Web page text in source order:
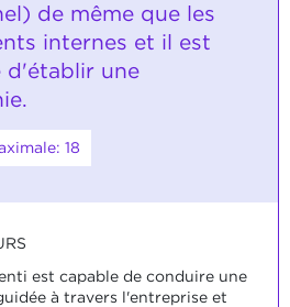
de même que les
internes et il est
d'établir une
18
est capable de conduire une
à travers l'entreprise et